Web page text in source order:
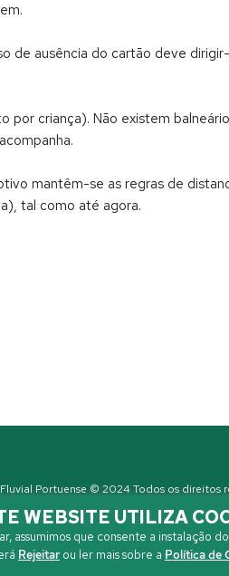
de ausência do cartão deve
por criança). Não existem
mantêm-se as regras de
tal como até agora.
Portuense © 2024 Todos os direitos
WEBSITE UTILIZA
assumimos que consente a instalação
Rejeitar ou ler mais sobre a Política de